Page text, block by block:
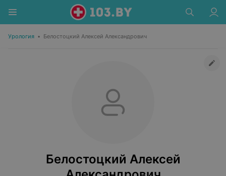
Урология • Белостоцкий Алексей Александрович
Белостоцкий Алексей